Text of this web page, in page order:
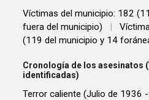
Víctimas del municipio: 182
fuera del municipio)
|
(119 del municipio y 14
Cronología de los asesinatos
identificadas)
Terror caliente (Julio de 1936